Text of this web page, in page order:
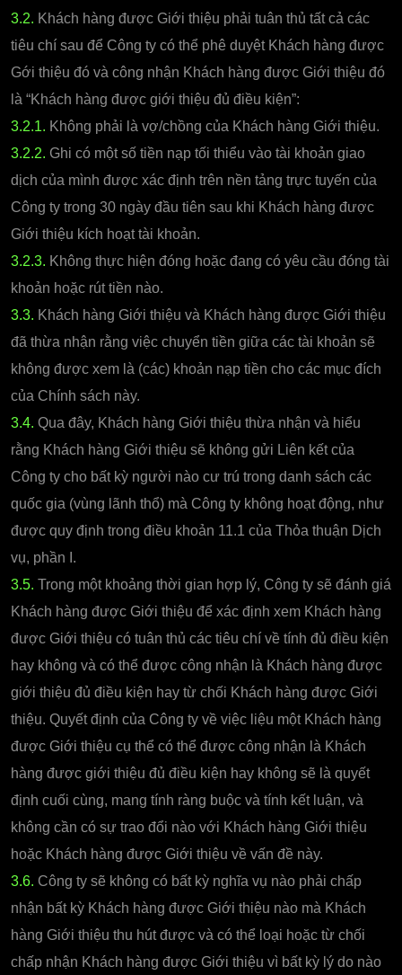
3.2. Khách hàng được Giới thiệu phải tuân thủ tất cả các
tiêu chí sau để Công ty có thể phê duyệt Khách hàng được
Gới thiệu đó và công nhận Khách hàng được Giới thiệu đó
là “Khách hàng được giới thiệu đủ điều kiện”:
3.2.1. Không phải là vợ/chồng của Khách hàng Giới thiệu.
3.2.2. Ghi có một số tiền nạp tối thiểu vào tài khoản giao
dịch của mình được xác định trên nền tảng trực tuyến của
Công ty trong 30 ngày đầu tiên sau khi Khách hàng được
Giới thiệu kích hoạt tài khoản.
3.2.3. Không thực hiện đóng hoặc đang có yêu cầu đóng tài
khoản hoặc rút tiền nào.
3.3. Khách hàng Giới thiệu và Khách hàng được Giới thiệu
đã thừa nhận rằng việc chuyển tiền giữa các tài khoản sẽ
không được xem là (các) khoản nạp tiền cho các mục đích
của Chính sách này.
3.4. Qua đây, Khách hàng Giới thiệu thừa nhận và hiểu
rằng Khách hàng Giới thiệu sẽ không gửi Liên kết của
Công ty cho bất kỳ người nào cư trú trong danh sách các
quốc gia (vùng lãnh thổ) mà Công ty không hoạt động, như
được quy định trong điều khoản 11.1 của Thỏa thuận Dịch
vụ, phần I.
3.5. Trong một khoảng thời gian hợp lý, Công ty sẽ đánh giá
Khách hàng được Giới thiệu để xác định xem Khách hàng
được Giới thiệu có tuân thủ các tiêu chí về tính đủ điều kiện
hay không và có thể được công nhận là Khách hàng được
giới thiệu đủ điều kiện hay từ chối Khách hàng được Giới
thiệu. Quyết định của Công ty về việc liệu một Khách hàng
được Giới thiệu cụ thể có thể được công nhận là Khách
hàng được giới thiệu đủ điều kiện hay không sẽ là quyết
định cuối cùng, mang tính ràng buộc và tính kết luận, và
không cần có sự trao đổi nào với Khách hàng Giới thiệu
hoặc Khách hàng được Giới thiệu về vấn đề này.
3.6. Công ty sẽ không có bất kỳ nghĩa vụ nào phải chấp
nhận bất kỳ Khách hàng được Giới thiệu nào mà Khách
hàng Giới thiệu thu hút được và có thể loại hoặc từ chối
chấp nhận Khách hàng được Giới thiệu vì bất kỳ lý do nào